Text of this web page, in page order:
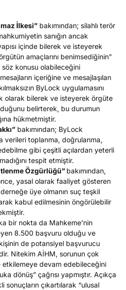
İlkesi” bakımından; silahlı terör
sanığın ancak
içinde bilerek ve isteyerek
amaçlarını benimsediğinin”
söz konusu olabileceğini
mesajların içeriğine ve mesajlaşılan
ByLock uygulamasını
olarak bilerek ve isteyerek örgüte
belirterek, bu durumun
hükmetmiştir.
bakımından; ByLock
verileri toplanma, doğrulanma,
gibi çeşitli açılardan yeterli
tespit etmiştir.
Özgürlüğü” bakımından,
yasal olarak faaliyet gösteren
üye olmanın suç teşkil
kabul edilmesinin öngörülebilir
bir nokta da Mahkeme’nin
8.500 başvuru olduğu ve
de potansiyel başvurucu
Nitekim AİHM, sorunun çok
etkilemeye devam edebileceğini
dönüş” çağrısı yapmıştır. Açıkça
çıkartılarak “ulusal